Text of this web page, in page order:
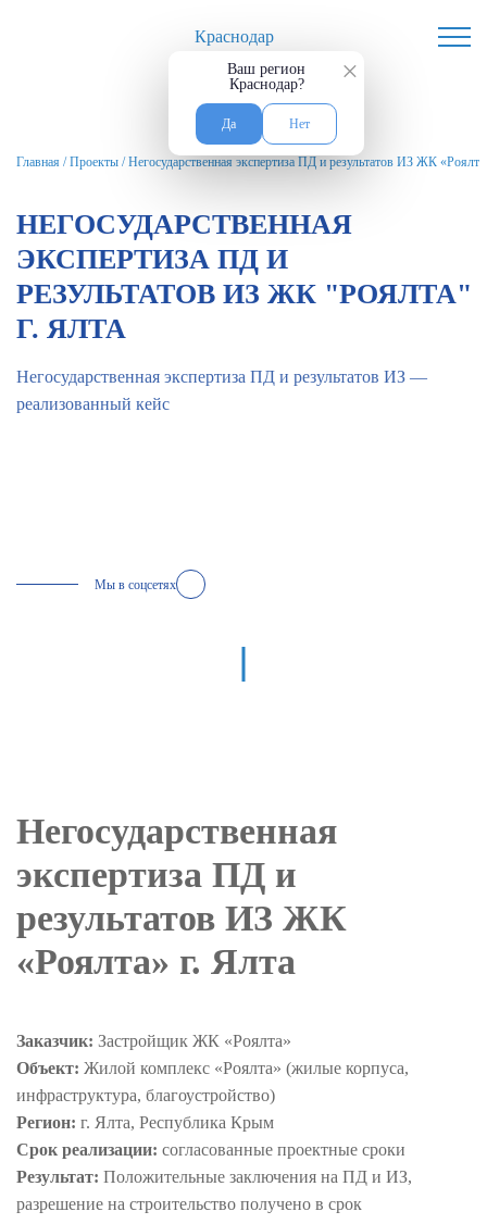
Краснодар
×
Ваш регион
Краснодар?
Да Нет
Главная /Проекты /Негосударственная экспертиза ПД и результатов ИЗ ЖК
НЕГОСУДАРСТВЕННАЯ
ЭКСПЕРТИЗА ПД И
РЕЗУЛЬТАТОВ ИЗ ЖК "РОЯЛТА"
Г. ЯЛТА
Негосударственная экспертиза ПД и результатов ИЗ —
реализованный кейс
Мы в соцсетях
Негосударственная
экспертиза ПД и
результатов ИЗ ЖК
«Роялта» г. Ялта
Заказчик: Застройщик ЖК «Роялта»
Объект: Жилой комплекс «Роялта» (жилые корпуса,
инфраструктура, благоустройство)
Регион: г. Ялта, Республика Крым
Срок реализации: согласованные проектные сроки
Результат: Положительные заключения на ПД и ИЗ,
разрешение на строительство получено в срок